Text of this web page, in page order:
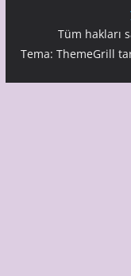
Tüm hakları
Tema: ThemeGrill